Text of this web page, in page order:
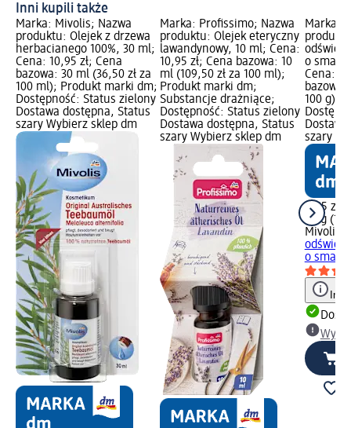
Inni kupili także
Marka: Mivolis; Nazwa
produktu: Olejek z drzewa
herbacianego 100%, 30 ml;
Cena: 10,95 zł; Cena
bazowa: 30 ml (36,50 zł za
100 ml); Produkt marki dm;
Dostępność: Status zielony
Dostawa dostępna, Status
szary Wybierz sklep dm
Marka: Profissimo; Nazwa
produktu: Olejek eteryczny
lawandynowy, 10 ml; Cena:
10,95 zł; Cena bazowa: 10
ml (109,50 zł za 100 ml);
Produkt marki dm;
Substancje drażniące;
Dostępność: Status zielony
Dostawa dostępna, Status
szary Wybierz sklep dm
Marka:
o
Cena:
bazowa:
100 g);
szary
2,55 zł
25 g
Mivolis
o